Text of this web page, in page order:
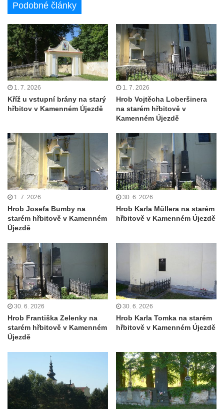
Hrob Erharda Dittricha na hřbitově ve
Hrob Roberta Hitmana na hřbitově ve
Velkém Šenově
Hrob rodiny Sochorových na hřbitově v
Cítolibech
Hrob Adolfa Suchého na hřbitově v
Cítolibech
Hrob Václava Brandejského na hřbitově v
Cítolibech
Hrob Josefa Sladkovského a Marie Liškové
na hřbitově v Cítolibech
Hrob Františka Petra na hřbitově v
Cítolibech
Hrob rodiny Mildorfových na hřbitově v
Cítolibech
Hrob Josefa Friče na hřbitově v Cítolibech
Hrob Václava Jindřicha na hřbitově v
Cítolibech
Hrob Marie Hartmanové na hřbitově v
Cítolibech
Hrob Josefa Fořta na hřbitově v Cítolibech
Chlumčanech
Hrob Václava Brauna na hřbitově v
Chlumčanech
Hrob Karla Schneidra na hřbitově ve
Hřivicích
Podobné články
1. 7. 2026
Kříž u vstupní brány na starý
hřbitov v Kamenném Újezdě
1. 7. 2026
Hrob Vojtěcha Loberšinera
na starém hřbitově v
Kamenném Újezdě
1. 7. 2026
Hrob Josefa Bumby na
starém hřbitově v Kamenném
Újezdě
30. 6. 2026
Hrob Karla Müllera na starém
hřbitově v Kamenném Újezdě
30. 6. 2026
Hrob Františka Zelenky na
starém hřbitově v Kamenném
Újezdě
30. 6. 2026
Hrob Karla Tomka na starém
hřbitově v Kamenném Újezdě